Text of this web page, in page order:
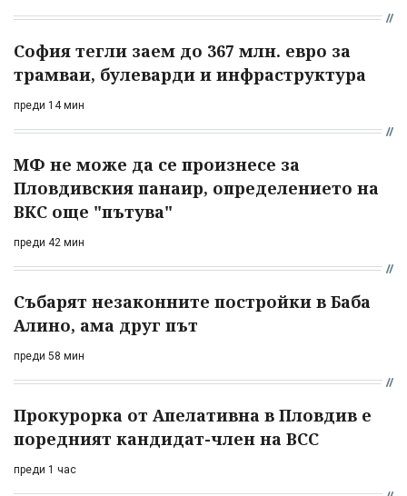
София тегли заем до 367 млн. евро за
трамваи, булеварди и инфраструктура
преди 14 мин
МФ не може да се произнесе за
Пловдивския панаир, определението на
ВКС още "пътува"
преди 42 мин
Събарят незаконните постройки в Баба
Алино, ама друг път
преди 58 мин
Прокурорка от Апелативна в Пловдив е
поредният кандидат-член на ВСС
преди 1 час